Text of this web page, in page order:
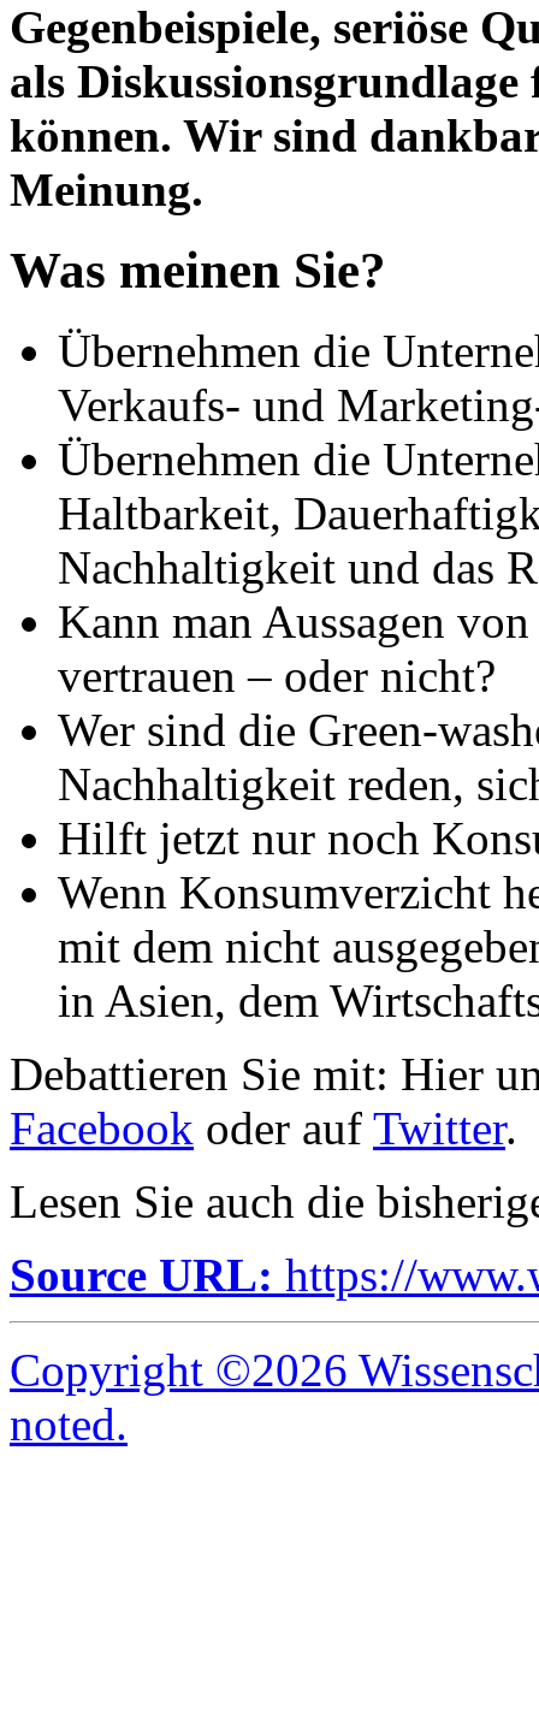
Gegenbeispiele, seriöse
als
können. Wir sind
Meinung.
Was meinen Sie?
Übernehmen die
Verkaufs- und
Übernehmen die
Haltbarkeit,
Nachhaltigkeit und das
Kann man Aussagen
vertrauen – oder nicht?
Wer sind die Green-
Nachhaltigkeit reden,
Hilft jetzt nur noch
Wenn Konsumverzicht
mit dem nicht
in Asien, dem
Debattieren Sie mit: Hier
Facebook oder auf Twitter.
Lesen Sie auch die
Source URL: https://
Copyright ©2026
noted.